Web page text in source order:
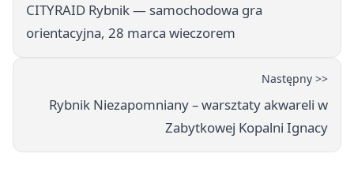
CITYRAID Rybnik — samochodowa gra
orientacyjna, 28 marca wieczorem
Następny >>
Rybnik Niezapomniany – warsztaty akwareli w
Zabytkowej Kopalni Ignacy